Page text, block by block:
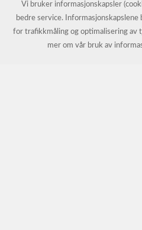
© Bråtens |
Vi bruker informasjonskapsler
bedre service.
for trafikkmåling og optimalisering av
mer om vår bruk av